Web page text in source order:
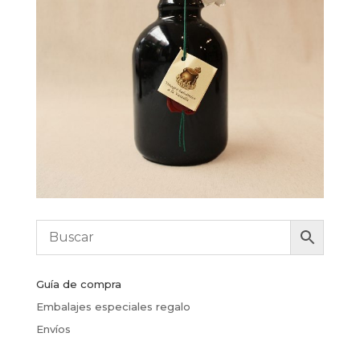
Guía de compra
Embalajes especiales regalo
Envíos